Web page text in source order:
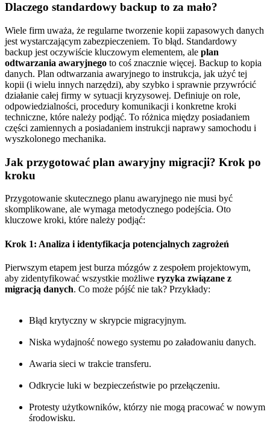
Dlaczego standardowy backup to za mało?
Wiele firm uważa, że regularne tworzenie kopii zapasowych danych
jest wystarczającym zabezpieczeniem. To błąd. Standardowy
backup jest oczywiście kluczowym elementem, ale plan
odtwarzania awaryjnego to coś znacznie więcej. Backup to kopia
danych. Plan odtwarzania awaryjnego to instrukcja, jak użyć tej
kopii (i wielu innych narzędzi), aby szybko i sprawnie przywrócić
działanie całej firmy w sytuacji kryzysowej. Definiuje on role,
odpowiedzialności, procedury komunikacji i konkretne kroki
techniczne, które należy podjąć. To różnica między posiadaniem
części zamiennych a posiadaniem instrukcji naprawy samochodu i
wyszkolonego mechanika.
Jak przygotować plan awaryjny migracji? Krok po
kroku
Przygotowanie skutecznego planu awaryjnego nie musi być
skomplikowane, ale wymaga metodycznego podejścia. Oto
kluczowe kroki, które należy podjąć:
Krok 1: Analiza i identyfikacja potencjalnych zagrożeń
Pierwszym etapem jest burza mózgów z zespołem projektowym,
aby zidentyfikować wszystkie możliwe ryzyka związane z
migracją danych. Co może pójść nie tak? Przykłady:
Błąd krytyczny w skrypcie migracyjnym.
Niska wydajność nowego systemu po załadowaniu danych.
Awaria sieci w trakcie transferu.
Odkrycie luki w bezpieczeństwie po przełączeniu.
Protesty użytkowników, którzy nie mogą pracować w nowym
środowisku.